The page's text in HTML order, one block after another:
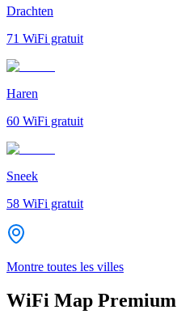
Drachten
71 WiFi gratuit
Haren
60 WiFi gratuit
Sneek
58 WiFi gratuit
Montre toutes les villes
WiFi Map Premium